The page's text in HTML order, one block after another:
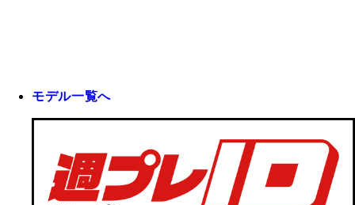
モデル一覧へ